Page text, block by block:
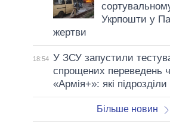
Укрпошти у
жертви
18:54 У ЗСУ запустили
спрощених переведень
«Армія+»: які підрозділи
Більше новин